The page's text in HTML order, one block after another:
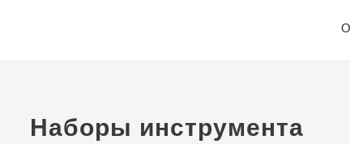
Наборы инструмента